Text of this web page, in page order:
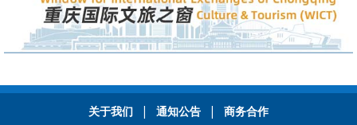
关于我们 | 通知公告 | 商务合作